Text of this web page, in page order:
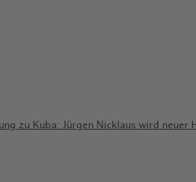
zu Kuba: Jürgen Nicklaus wird